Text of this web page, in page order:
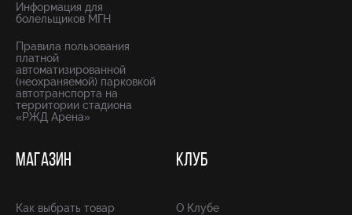
Информация для
болельщиков МГН
Правила пользования
платной
автоматизированной
(неохраняемой) парковкой
автотранспорта на
территории стадиона
«РЖД Арена»
МАГАЗИН
Как выбрать товар
КЛУБ
О Клубе